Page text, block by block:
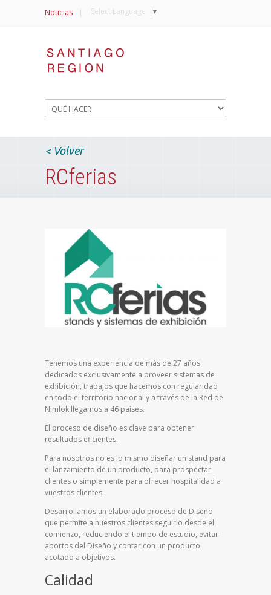
Noticias | Select Language ▼
< Volver
RCferias
Tenemos una experiencia de más de 27 años
dedicados exclusivamente a proveer sistemas de
exhibición, trabajos que hacemos con regularidad
en todo el territorio nacional y a través de la Red de
Nimlok llegamos a 46 países.
El proceso de diseño es clave para obtener
resultados eficientes.
Para nosotros no es lo mismo diseñar un stand para
el lanzamiento de un producto, para prospectar
clientes o simplemente para ofrecer hospitalidad a
vuestros clientes.
Desarrollamos un elaborado proceso de Diseño
que permite a nuestros clientes seguirlo desde el
comienzo, reduciendo el tiempo de estudio, evitar
abortos del Diseño y contar con un producto
acotado a objetivos.
Calidad